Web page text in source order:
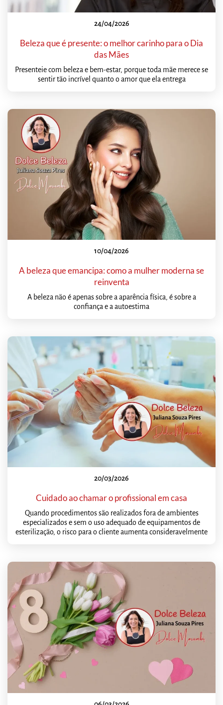
24/04/2026
Beleza que é presente: o melhor carinho para o Dia
das Mães
Presenteie com beleza e bem-estar, porque toda mãe merece se
sentir tão incrível quanto o amor que ela entrega
10/04/2026
A beleza que emancipa: como a mulher moderna se
reinventa
A beleza não é apenas sobre a aparência física, é sobre a
confiança e a autoestima
20/03/2026
Cuidado ao chamar o profissional em casa
Quando procedimentos são realizados fora de ambientes
especializados e sem o uso adequado de equipamentos de
esterilização, o risco para o cliente aumenta consideravelmente